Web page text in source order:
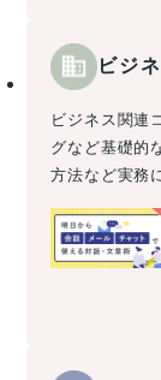
ビジ
ビジネス関連
グなど基礎的
方法など実務